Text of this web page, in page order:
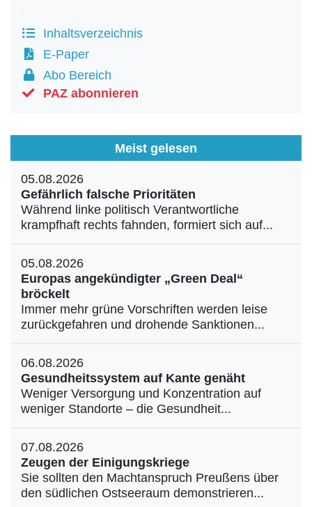
Inhaltsverzeichnis
E-Paper
Abo Bereich
PAZ abonnieren
Meist gelesen
05.08.2026
Gefährlich falsche Prioritäten
Während linke politisch Verantwortliche
krampfhaft rechts fahnden, formiert sich auf...
05.08.2026
Europas angekündigter „Green Deal“
bröckelt
Immer mehr grüne Vorschriften werden leise
zurückgefahren und drohende Sanktionen...
06.08.2026
Gesundheitssystem auf Kante genäht
Weniger Versorgung und Konzentration auf
weniger Standorte – die Gesundheit...
07.08.2026
Zeugen der Einigungskriege
Sie sollten den Machtanspruch Preußens über
den südlichen Ostseeraum demonstrieren...